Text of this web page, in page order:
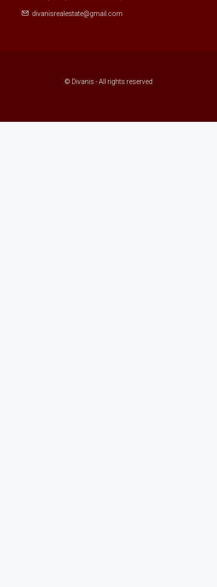
divanisrealestate@gmail.com
© Divanis - All rights reserved